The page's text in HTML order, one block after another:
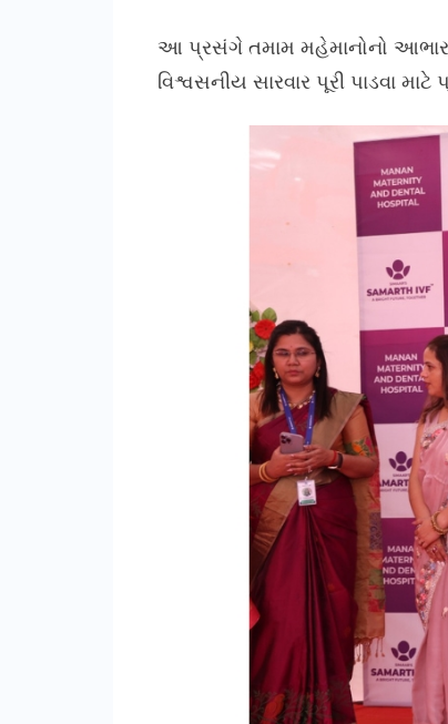
આ પ્રસંગે તમામ મહેમાનોનો આભાર
વિશ્વસનીય સારવાર પૂરી પાડવા